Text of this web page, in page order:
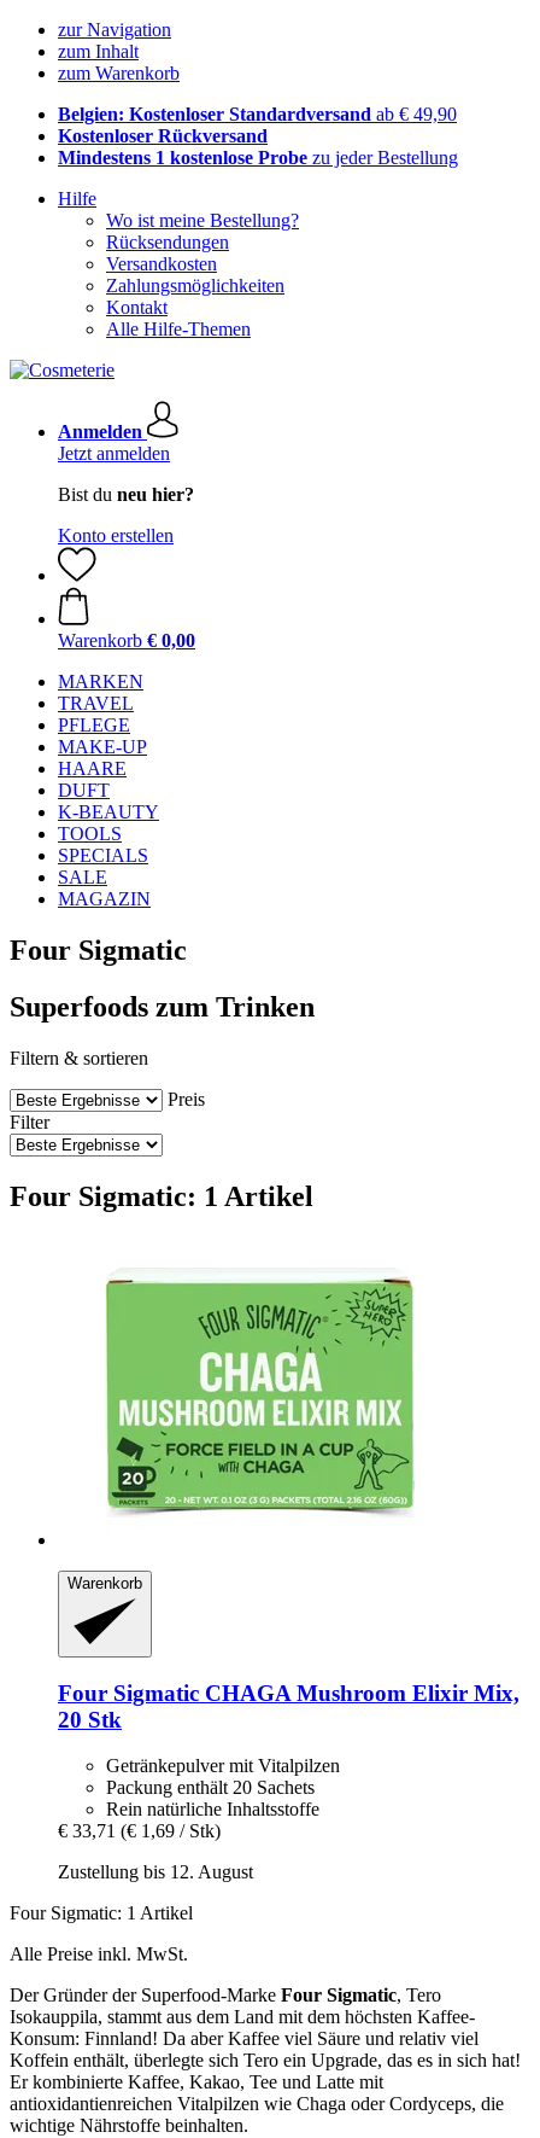
zur Navigation
zum Inhalt
zum Warenkorb
Belgien: Kostenloser Standardversand ab € 49,90
Kostenloser Rückversand
Mindestens 1 kostenlose Probe zu jeder Bestellung
Hilfe
Wo ist meine Bestellung?
Rücksendungen
Versandkosten
Zahlungsmöglichkeiten
Kontakt
Alle Hilfe-Themen
Anmelden
Jetzt anmelden
Bist du neu hier?
Konto erstellen
Warenkorb € 0,00
MARKEN
TRAVEL
PFLEGE
MAKE-UP
HAARE
DUFT
K-BEAUTY
TOOLS
SPECIALS
SALE
MAGAZIN
Four Sigmatic
Superfoods zum Trinken
Filtern & sortieren
Preis
Filter
Four Sigmatic: 1 Artikel
Warenkorb
Four Sigmatic CHAGA Mushroom Elixir Mix,
20 Stk
Getränkepulver mit Vitalpilzen
Packung enthält 20 Sachets
Rein natürliche Inhaltsstoffe
€ 33,71 (€ 1,69 / Stk)
Zustellung bis 12. August
Four Sigmatic: 1 Artikel
Alle Preise inkl. MwSt.
Der Gründer der Superfood-Marke Four Sigmatic, Tero
Isokauppila, stammt aus dem Land mit dem höchsten Kaffee-
Konsum: Finnland! Da aber Kaffee viel Säure und relativ viel
Koffein enthält, überlegte sich Tero ein Upgrade, das es in sich hat!
Er kombinierte Kaffee, Kakao, Tee und Latte mit
antioxidantienreichen Vitalpilzen wie Chaga oder Cordyceps, die
wichtige Nährstoffe beinhalten.